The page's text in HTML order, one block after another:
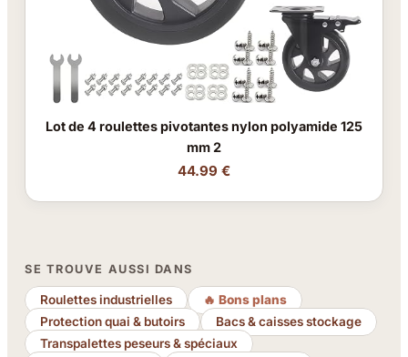
Lot de 4 roulettes pivotantes nylon polyamide 125
mm 2
44.99 €
SE TROUVE AUSSI DANS
Roulettes industrielles
🔥 Bons plans
Protection quai & butoirs
Bacs & caisses stockage
Transpalettes peseurs & spéciaux